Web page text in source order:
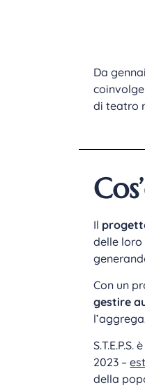
Da
di teatro
Il
delle
Con un
gestire
2023 –
della